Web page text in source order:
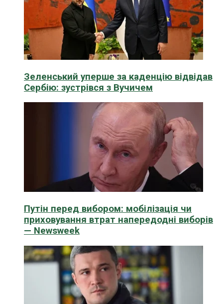
Зеленський уперше за каденцію відвідав
Сербію: зустрівся з Вучичем
Путін перед вибором: мобілізація чи
приховування втрат напередодні виборів
— Newsweek